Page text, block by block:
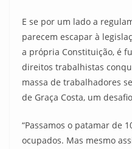
E se por um lado a
parecem escapar à
a própria Constituição, é
direitos trabalhistas
massa de trabalhadores
de Graça Costa, um
“Passamos o patamar de
ocupados. Mas mesmo